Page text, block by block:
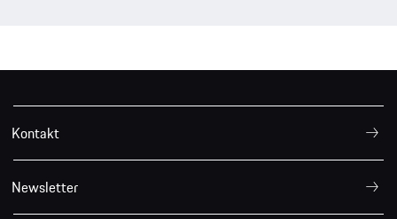
Kontakt
Newsletter